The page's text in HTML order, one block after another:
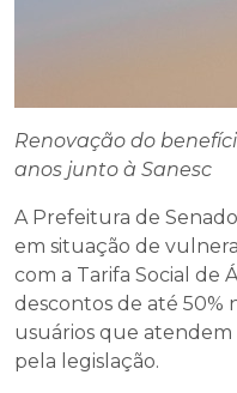
Renovação do
anos junto à Sanesc
A Prefeitura de
em situação de
com a Tarifa Social de
descontos de até 50%
usuários que atendem
pela legislação.